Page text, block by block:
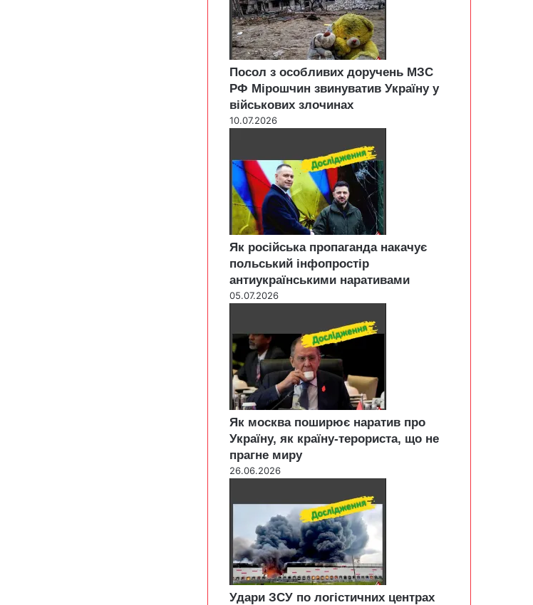
Посол з особливих доручень МЗС
РФ Мірошчин звинуватив Україну у
військових злочинах
10.07.2026
Як російська пропаганда накачує
польський інфопростір
антиукраїнськими наративами
05.07.2026
Як москва поширює наратив про
Україну, як країну-терориста, що не
прагне миру
26.06.2026
Удари ЗСУ по логістичних центрах